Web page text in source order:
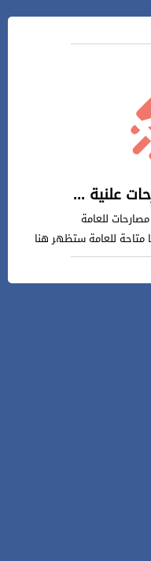
علنية ...
للعامة ستظهر هنا